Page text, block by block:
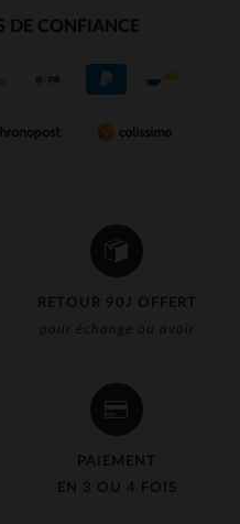
RETOUR 90J OFFERT
pour échange ou avoir
PAIEMENT
EN 3 OU 4 FOIS
DE CONFIANCE